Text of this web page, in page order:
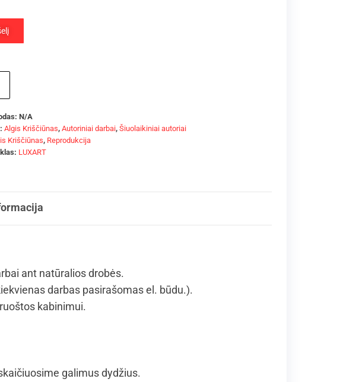
N/A
Algis Kriščiūnas, Autoriniai darbai, Šiuolaikiniai autoriai
Kriščiūnas, Reprodukcija
LUXART
ant natūralios drobės.
darbas pasirašomas el. būdu.).
kabinimui.
galimus dydžius.